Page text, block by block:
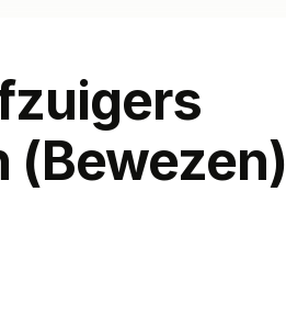
(Bewezen)